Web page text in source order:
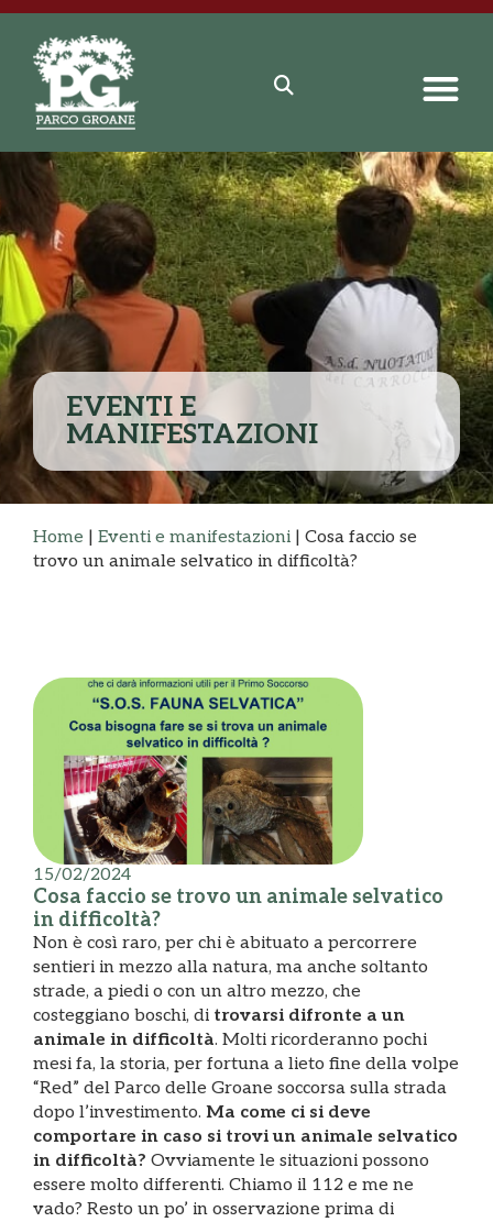
EVENTI E
MANIFESTAZIONI
Home | Eventi e manifestazioni | Cosa faccio se
trovo un animale selvatico in difficoltà?
15/02/2024
Cosa faccio se trovo un animale selvatico
in difficoltà?
Non è così raro, per chi è abituato a percorrere
sentieri in mezzo alla natura, ma anche soltanto
strade, a piedi o con un altro mezzo, che
costeggiano boschi, di trovarsi difronte a un
animale in difficoltà. Molti ricorderanno pochi
mesi fa, la storia, per fortuna a lieto fine della volpe
“Red” del Parco delle Groane soccorsa sulla strada
dopo l’investimento. Ma come ci si deve
comportare in caso si trovi un animale selvatico
in difficoltà? Ovviamente le situazioni possono
essere molto differenti. Chiamo il 112 e me ne
vado? Resto un po’ in osservazione prima di